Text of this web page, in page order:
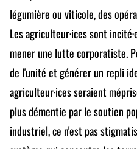
légumière ou viticole, des
Les agriculteur·ices sont
mener une lutte corporatiste.
de l'unité et générer un repli
agriculteur·ices seraient
plus démentie par le soutien
industriel, ce n'est pas